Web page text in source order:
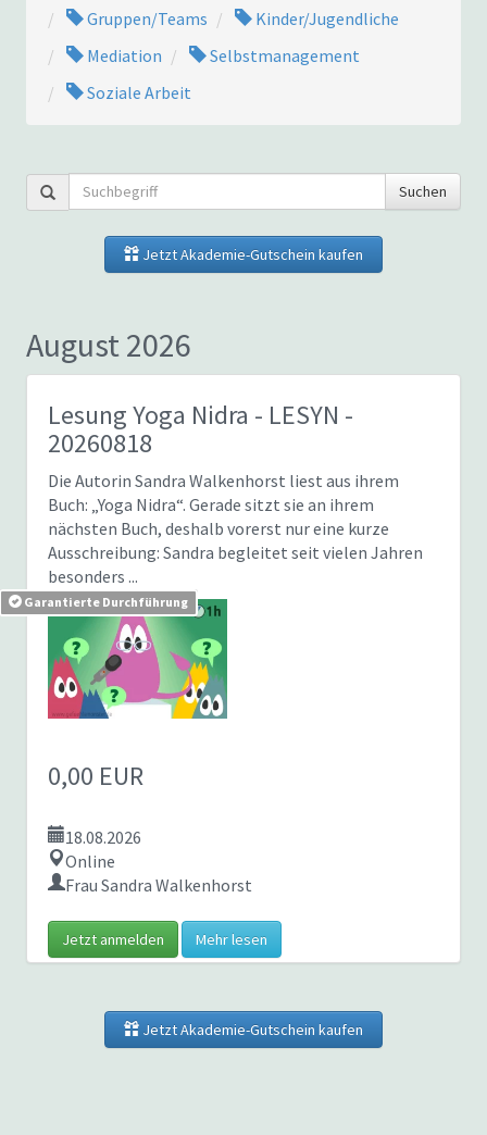
Gruppen/Teams
Kinder/Jugendliche
Mediation
Selbstmanagement
Soziale Arbeit
Suchen
Jetzt Akademie-Gutschein kaufen
August 2026
Lesung Yoga Nidra - LESYN -
20260818
Die Autorin Sandra Walkenhorst liest aus ihrem
Buch: „Yoga Nidra“. Gerade sitzt sie an ihrem
nächsten Buch, deshalb vorerst nur eine kurze
Ausschreibung: Sandra begleitet seit vielen Jahren
besonders ...
Garantierte Durchführung
0,00 EUR
18.08.2026
Online
Frau Sandra Walkenhorst
Jetzt anmelden Mehr lesen
Jetzt Akademie-Gutschein kaufen